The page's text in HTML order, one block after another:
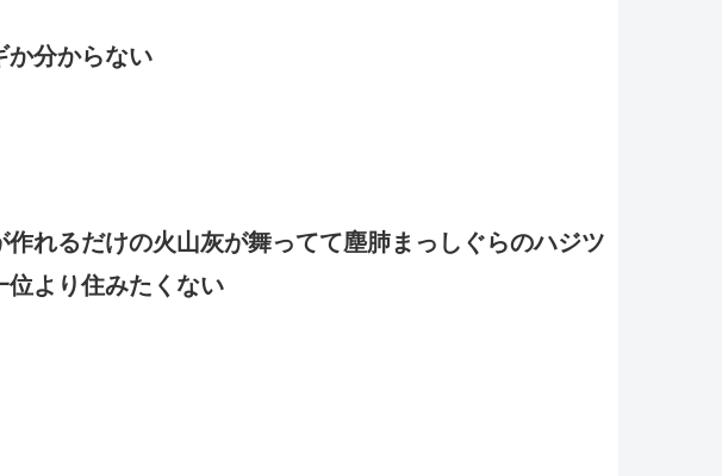
か分からない
れるだけの火山灰が舞ってて塵肺まっしぐらのハジツ
位より住みたくない